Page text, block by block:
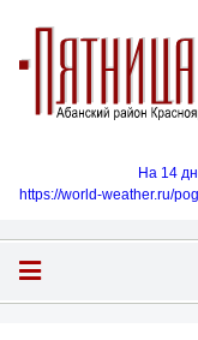
На 14
https://world-weather.ru/